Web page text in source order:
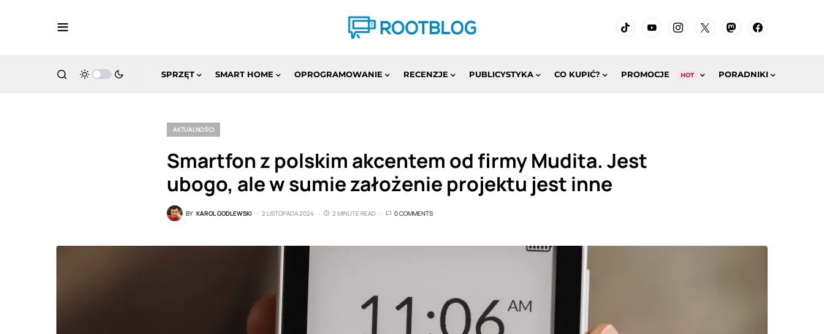
SPRZĘT SMART HOME OPROGRAMOWANIE RECENZJE PUBLICYSTYKA CO KUPIĆ? PROMOCJE HOT PORADNIKI
AKTUALNOŚCI
Smartfon z polskim akcentem od firmy Mudita. Jest
ubogo, ale w sumie założenie projektu jest inne
BY KAROL GODLEWSKI 2 LISTOPADA 2024 2 MINUTE READ 0 COMMENTS